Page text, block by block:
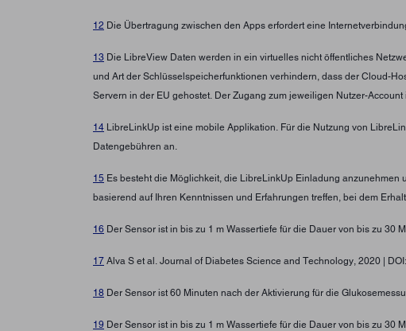
12 Die Übertragung zwischen den Apps erfordert eine
13 Die LibreView Daten werden in ein virtuelles nicht öffentliches
und Art der Schlüsselspeicherfunktionen verhindern, dass der Cloud-
Servern in der EU gehostet. Der Zugang zum jeweiligen Nutzer-Account
14 LibreLinkUp ist eine mobile Applikation. Für die Nutzung von
Datengebühren an.
15 Es besteht die Möglichkeit, die LibreLinkUp Einladung
basierend auf Ihren Kenntnissen und Erfahrungen treffen, bei dem
16 Der Sensor ist in bis zu 1 m Wassertiefe für die Dauer von bis zu 30
17 Alva S et al. Journal of Diabetes Science and Technology, 2020 |
18 Der Sensor ist 60 Minuten nach der Aktivierung für die
19 Der Sensor ist in bis zu 1 m Wassertiefe für die Dauer von bis zu 30